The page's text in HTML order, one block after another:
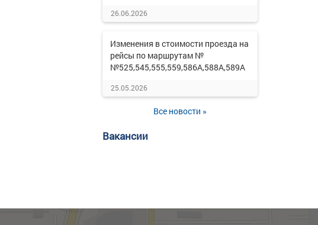
26.06.2026
Изменения в стоимости проезда на
рейсы по маршрутам №
№525,545,555,559,586А,588А,589А
25.05.2026
Все новости »
Вакансии